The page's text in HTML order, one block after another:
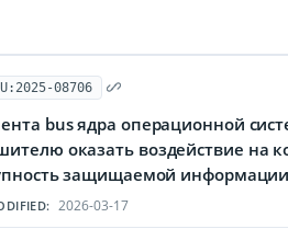
08706
bus ядра операционной
оказать воздействие на
защищаемой
2026-03-17